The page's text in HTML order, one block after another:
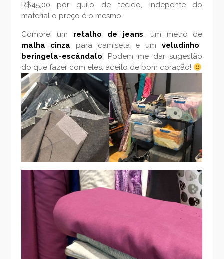
R$45,00 por quilo de tecido, indepente do
material o preço é o mesmo.
Comprei um retalho de jeans, um metro de
malha cinza para camiseta e um veludinho
beringela-escândalo! Podem me dar sugestão
do que fazer com eles, aceito de bom coração!